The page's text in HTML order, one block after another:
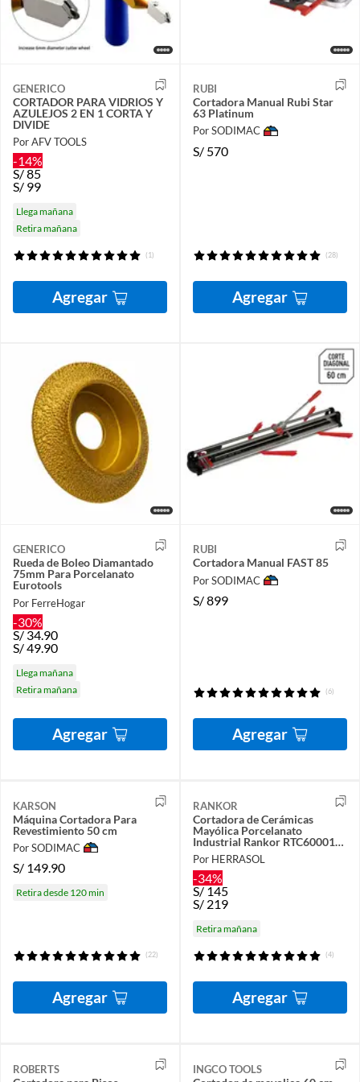
GENERICO
CORTADOR PARA VIDRIOS Y
AZULEJOS 2 EN 1 CORTA Y
DIVIDE
Por AFV TOOLS
-14%
S/85
S/ 99
Llega mañana
Retira mañana
(1)
Agregar
RUBI
Cortadora Manual Rubi Star
63 Platinum
Por SODIMAC
S/ 570
(28)
Agregar
GENERICO
Rueda de Boleo Diamantado
75mm Para Porcelanato
Eurotools
Por FerreHogar
-30%
S/34.90
S/49.90
Llega mañana
Retira mañana
Agregar
RUBI
Cortadora Manual FAST 85
Por SODIMAC
S/899
(6)
Agregar
KARSON
Máquina Cortadora Para
Revestimiento 50 cm
Por SODIMAC
S/ 149.90
Retira desde 120 min
(22)
Agregar
RANKOR
Cortadora de Cerámicas
Mayólica Porcelanato
Industrial Rankor RTC60001
Máx 600mm
Por HERRASOL
-34%
S/145
S/ 219
Retira mañana
(4)
Agregar
ROBERTS INGCO TOOLS